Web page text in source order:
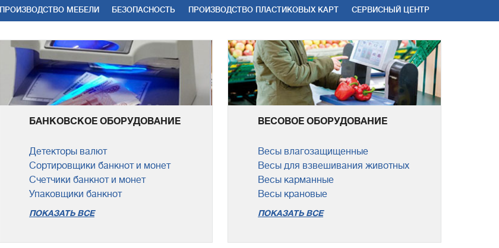
ПРОИЗВОДСТВО МЕБЕЛИ БЕЗОПАСНОСТЬ ПРОИЗВОДСТВО ПЛАСТИКОВЫХ КАРТ СЕРВИСНЫЙ ЦЕНТР
БАНКОВСКОЕ ОБОРУДОВАНИЕ
Детекторы валют
Сортировщики банкнот и монет
Счетчики банкнот и монет
Упаковщики банкнот
ПОКАЗАТЬ ВСЕ
ВЕСОВОЕ ОБОРУДОВАНИЕ
Весы влагозащищенные
Весы для взвешивания животных
Весы карманные
Весы крановые
ПОКАЗАТЬ ВСЕ